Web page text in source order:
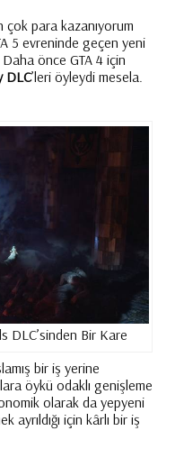
çok para kazanıyorum
5 evreninde geçen yeni
önce GTA 4 için
DLC’leri öyleydi mesela.
DLC’sinden Bir Kare
bir iş yerine
öykü odaklı genişleme
olarak da yepyeni
için kârlı bir iş